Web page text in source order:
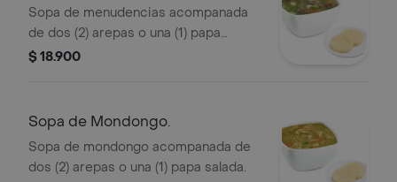
Sopa de menudencias acompanada
de dos (2) arepas o una (1) papa
salada.
$ 18.900
Sopa de Mondongo.
Sopa de mondongo acompanada de
dos (2) arepas o una (1) papa salada.